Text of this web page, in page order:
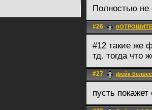
Полностью не
#26
#12 такие же
тд. тогда что
#27 фейк
пусть